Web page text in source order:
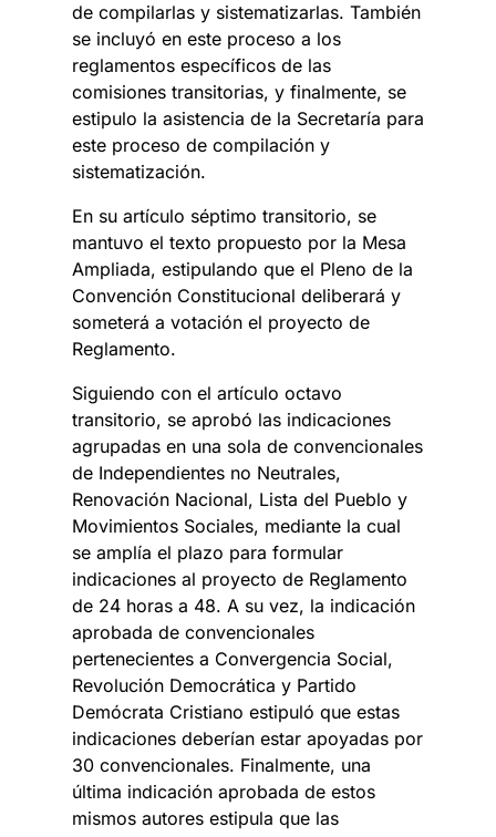
de compilarlas y sistematizarlas. También
se incluyó en este proceso a los
reglamentos específicos de las
comisiones transitorias, y finalmente, se
estipulo la asistencia de la Secretaría para
este proceso de compilación y
sistematización.
En su artículo séptimo transitorio, se
mantuvo el texto propuesto por la Mesa
Ampliada, estipulando que el Pleno de la
Convención Constitucional deliberará y
someterá a votación el proyecto de
Reglamento.
Siguiendo con el artículo octavo
transitorio, se aprobó las indicaciones
agrupadas en una sola de convencionales
de Independientes no Neutrales,
Renovación Nacional, Lista del Pueblo y
Movimientos Sociales, mediante la cual
se amplía el plazo para formular
indicaciones al proyecto de Reglamento
de 24 horas a 48. A su vez, la indicación
aprobada de convencionales
pertenecientes a Convergencia Social,
Revolución Democrática y Partido
Demócrata Cristiano estipuló que estas
indicaciones deberían estar apoyadas por
30 convencionales. Finalmente, una
última indicación aprobada de estos
mismos autores estipula que las